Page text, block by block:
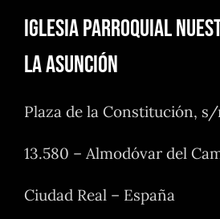
Iglesia Parroquial
la Asunción
Plaza de la Constitución,
13.580 – Almodóvar del
Ciudad Real – España